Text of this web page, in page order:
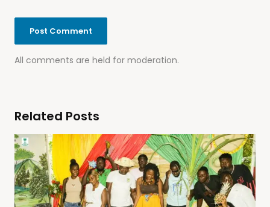
All comments are held for moderation.
Related Posts